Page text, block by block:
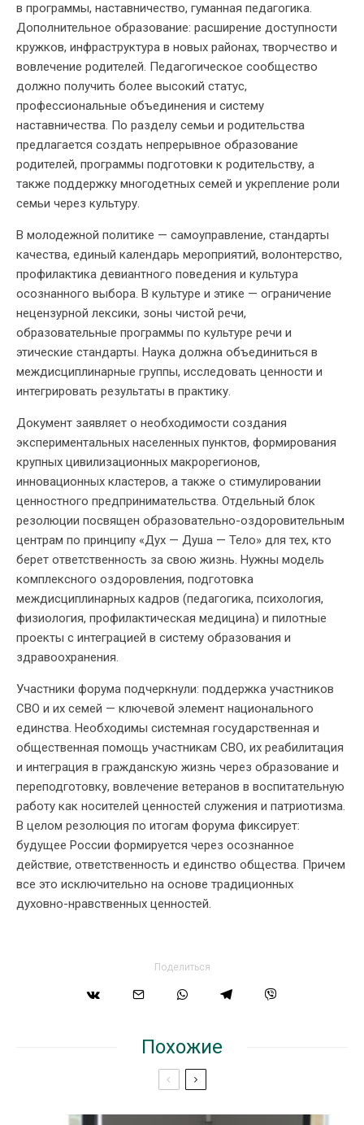
в программы, наставничество, гуманная педагогика.
Дополнительное образование: расширение доступности
кружков, инфраструктура в новых районах, творчество и
вовлечение родителей. Педагогическое сообщество
должно получить более высокий статус,
профессиональные объединения и систему
наставничества. По разделу семьи и родительства
предлагается создать непрерывное образование
родителей, программы подготовки к родительству, а
также поддержку многодетных семей и укрепление роли
семьи через культуру.
В молодежной политике — самоуправление, стандарты
качества, единый календарь мероприятий, волонтерство,
профилактика девиантного поведения и культура
осознанного выбора. В культуре и этике — ограничение
нецензурной лексики, зоны чистой речи,
образовательные программы по культуре речи и
этические стандарты. Наука должна объединиться в
междисциплинарные группы, исследовать ценности и
интегрировать результаты в практику.
Документ заявляет о необходимости создания
экспериментальных населенных пунктов, формирования
крупных цивилизационных макрорегионов,
инновационных кластеров, а также о стимулировании
ценностного предпринимательства. Отдельный блок
резолюции посвящен образовательно-оздоровительным
центрам по принципу «Дух — Душа — Тело» для тех, кто
берет ответственность за свою жизнь. Нужны модель
комплексного оздоровления, подготовка
междисциплинарных кадров (педагогика, психология,
физиология, профилактическая медицина) и пилотные
проекты с интеграцией в систему образования и
здравоохранения.
Участники форума подчеркнули: поддержка участников
СВО и их семей — ключевой элемент национального
единства. Необходимы системная государственная и
общественная помощь участникам СВО, их реабилитация
и интеграция в гражданскую жизнь через образование и
переподготовку, вовлечение ветеранов в воспитательную
работу как носителей ценностей служения и патриотизма.
В целом резолюция по итогам форума фиксирует:
будущее России формируется через осознанное
действие, ответственность и единство общества. Причем
все это исключительно на основе традиционных
духовно-нравственных ценностей.
Поделиться
Похожие